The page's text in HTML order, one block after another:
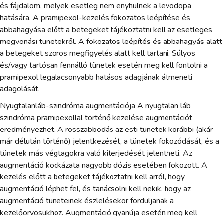
és fájdalom, melyek esetleg nem enyhülnek a levodopa
hatására. A pramipexol-kezelés fokozatos leépítése és
abbahagyása előtt a betegeket tájékoztatni kell az esetleges
megvonási tünetekről. A fokozatos leépítés és abbahagyás alatt
a betegeket szoros megfigyelés alatt kell tartani. Súlyos
és/vagy tartósan fennálló tünetek esetén meg kell fontolni a
pramipexol legalacsonyabb hatásos adagjának átmeneti
adagolását.
Nyugtalanláb-szindróma augmentációja A nyugtalan láb
szindróma pramipexollal történő kezelése augmentációt
eredményezhet. A rosszabbodás az esti tünetek korábbi (akár
már délután történő) jelentkezését, a tünetek fokozódását, és a
tünetek más végtagokra való kiterjedését jelentheti. Az
augmentáció kockázata nagyobb dózis esetében fokozott. A
kezelés előtt a betegeket tájékoztatni kell arról, hogy
augmentáció léphet fel, és tanácsolni kell nekik, hogy az
augmentáció tüneteinek észlelésekor forduljanak a
kezelőorvosukhoz. Augmentáció gyanúja esetén meg kell